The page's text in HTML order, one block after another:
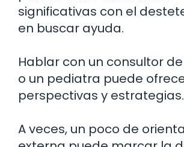
significativas con el
en buscar ayuda.
Hablar con un consultor
o un pediatra puede
perspectivas y estrategias.
A veces, un poco de